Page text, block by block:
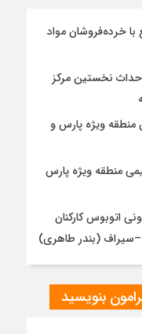
با خرده‌فروشان مواد
نخستین مرکز
منطقه ویژه پارس و
منطقه ویژه پارس
واژگونی اتوبوس کارکنان
(بندر طاهری)
بنویسید